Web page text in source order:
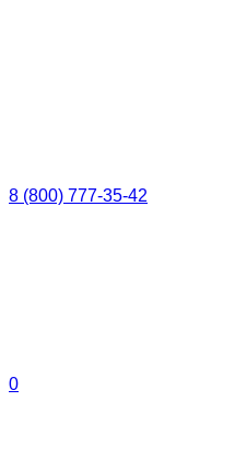
8 (800) 777-35-42
0